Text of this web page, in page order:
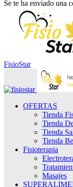
Se te ha enviado una
FisioStar
OFERTAS
Tienda
Tienda
Tienda
Tienda
Fisioterapia
Masajes